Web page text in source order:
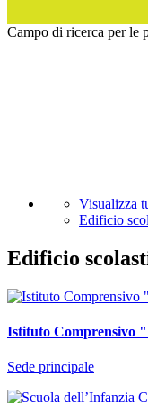
Campo di ricerca per le
Visualizza
Edificio
Edificio
Istituto Comprensivo
Sede principale